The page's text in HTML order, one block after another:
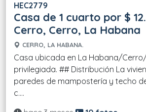
HEC2779
Casa de 1 cuarto por $
Cerro, Cerro, La Habana
CERRO, LA HABANA.
Casa ubicada en La Habana/
privilegiada. ## Distribución La
paredes de mampostería y techo
c....